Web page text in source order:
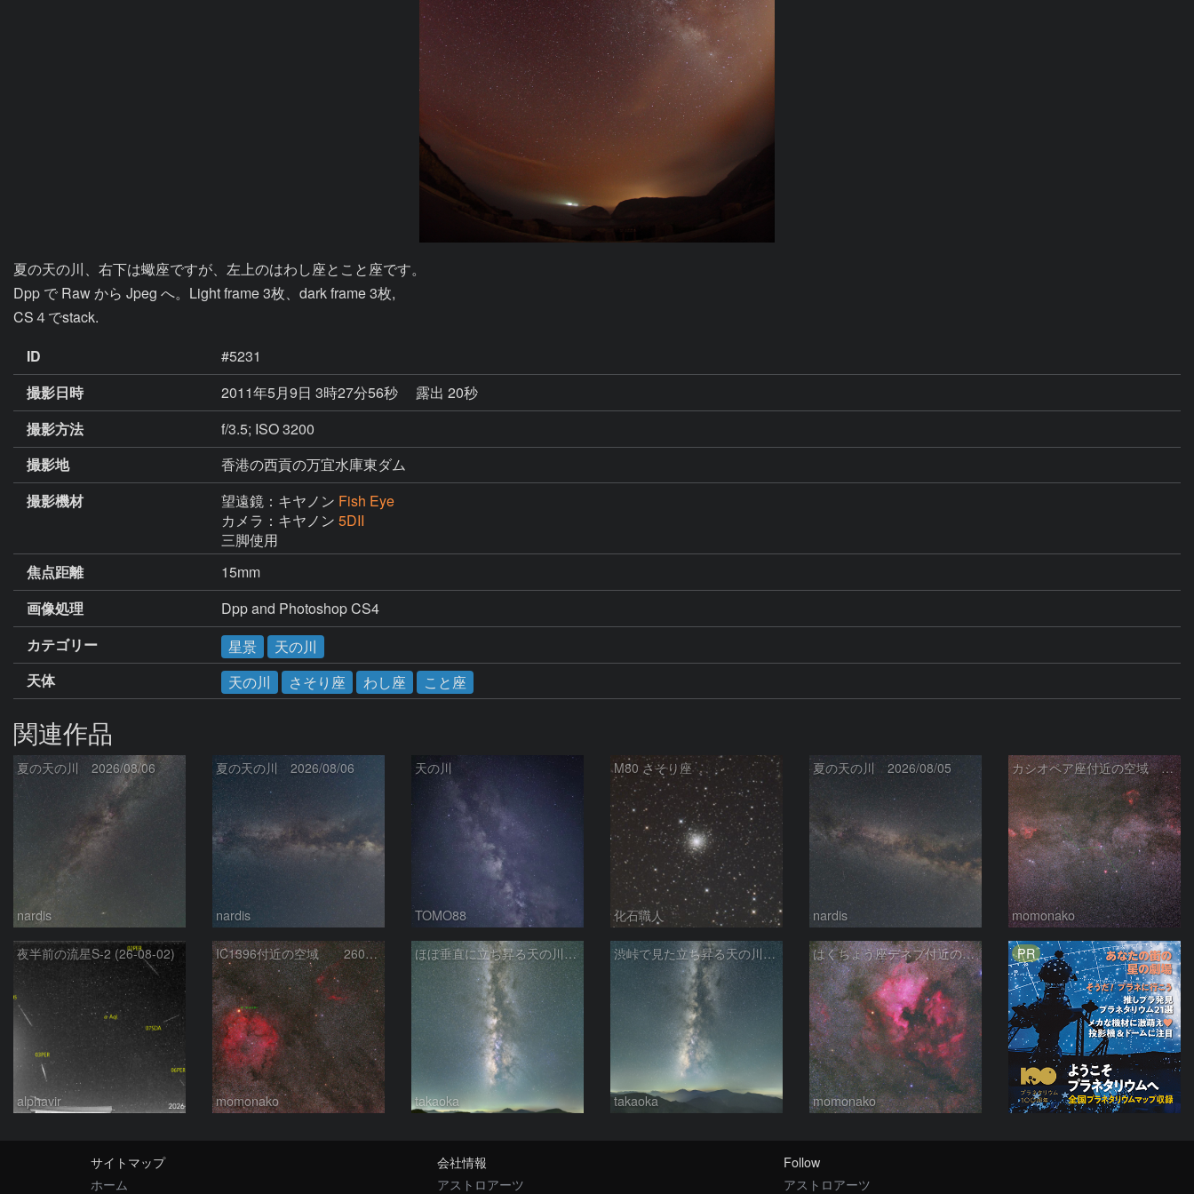
夏の天の川、右下は蠍座ですが、左上のはわし座とこと座です。
Dpp で Raw から Jpeg へ。Light frame 3枚、dark frame 3枚,
CS４でstack.
ID
#5231
撮影日時
2011年5月9日 3時27分56秒
露出 20秒
撮影方法
f/3.5; ISO 3200
撮影地
香港の西貢の万宜水庫東ダム
撮影機材
望遠鏡：キヤノン Fish Eye
カメラ：キヤノン 5DII
三脚使用
焦点距離
15mm
画像処理
Dpp and Photoshop CS4
カテゴリー
星景
天の川
天体
天の川 さそり座 わし座 こと座
関連作品
夏の天の川 2026/08/06
nardis
夏の天の川 2026/08/06
nardis
天の川
TOMO88
M80 さそり座
化石職人
夏の天の川 2026/08/05
nardis
カシオペア座付近の空域 260720
momonako
夜半前の流星S-2 (26-08-02)
alphavir
IC1396付近の空域 260720
momonako
ほぼ垂直に立ち昇る天の川銀河
takaoka
渋峠で見た立ち昇る天の川銀河
takaoka
はくちょう座デネブ付近の空域 260720
momonako
PR
サイトマップ
ホーム
会社情報
アストロアーツ
Follow
アストロアーツ